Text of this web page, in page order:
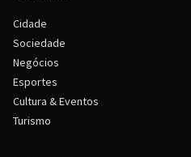
Cidade
Sociedade
Negócios
Esportes
Cultura & Eventos
Turismo